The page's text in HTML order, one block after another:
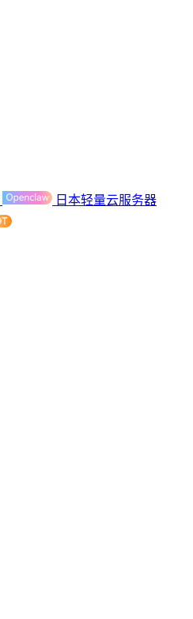
日本轻量云服务器